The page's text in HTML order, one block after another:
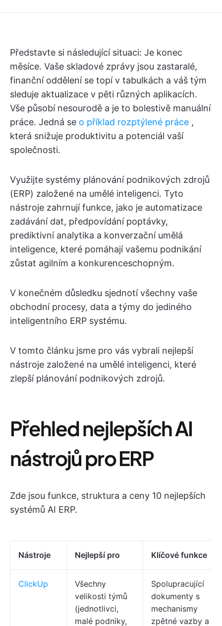
Představte si následující situaci: Je konec
měsíce. Vaše skladové zprávy jsou zastaralé,
finanční oddělení se topí v tabulkách a váš tým
sleduje aktualizace v pěti různých aplikacích.
Vše působí nesourodě a je to bolestivě manuální
práce. Jedná se o příklad rozptýlené práce ,
která snižuje produktivitu a potenciál vaší
společnosti.
Využijte systémy plánování podnikových zdrojů
(ERP) založené na umělé inteligenci. Tyto
nástroje zahrnují funkce, jako je automatizace
zadávání dat, předpovídání poptávky,
prediktivní analytika a konverzační umělá
inteligence, které pomáhají vašemu podnikání
zůstat agilním a konkurenceschopným.
V konečném důsledku sjednotí všechny vaše
obchodní procesy, data a týmy do jediného
inteligentního ERP systému.
V tomto článku jsme pro vás vybrali nejlepší
nástroje založené na umělé inteligenci, které
zlepší plánování podnikových zdrojů.
Přehled nejlepších AI
nástrojů pro ERP
Zde jsou funkce, struktura a ceny 10 nejlepších
systémů AI ERP.
Nástroje Nejlepší pro Klíčové funkce
ClickUp
Všechny
velikosti týmů
(jednotlivci,
malé podniky,
Spolupracující
dokumenty s
mechanismy
zpětné vazby a